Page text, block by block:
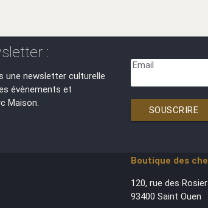
:
une newsletter culturelle
évènements et
Maison.
Email
SOUSCRIRE
Boutique des
120, rue des
93400 Saint Ouen